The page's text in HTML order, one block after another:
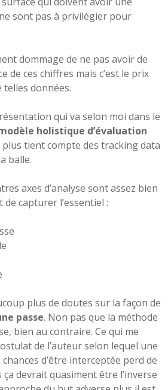
sont pas à privilégier pour
dommage de ne pas avoir de
de ces chiffres mais c’est le prix
telles données.
qui va selon moi dans le
holistique d’évaluation
tient compte des tracking data
balle.
axes d’analyse sont assez bien
capturer l’essentiel :
plus de doutes sur la façon de
passe. Non pas que la méthode
bien au contraire. Ce qui me
de l’auteur selon lequel une
d’être interceptée perd de
ça devrait quasiment être l’inverse